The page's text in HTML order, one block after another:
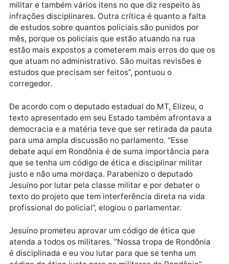
contraditório e da ampla defesa, da razoabilidade e
proporcionalidade”, disse o presidente.
Para o corregedor Geral da PM, coronel José Carlos
França dos Santos, o projeto do código precisa de
nova revisão e de mais estudos. ”São vários pontos
que precisam ser revistos e um dos exemplos é o
tempo de serviço que leva à perda de antiguidade,
interferindo de forma irremediável na carreira do
militar e também vários itens no que diz respeito às
infrações disciplinares. Outra crítica é quanto a falta
de estudos sobre quantos policiais são punidos por
mês, porque os policiais que estão atuando na rua
estão mais expostos a cometerem mais erros do que
que atuam no administrativo. São muitas revisões e
estudos que precisam ser feitos”, pontuou o
De acordo com o deputado estadual do MT, Elizeu, o
texto apresentado em seu Estado também